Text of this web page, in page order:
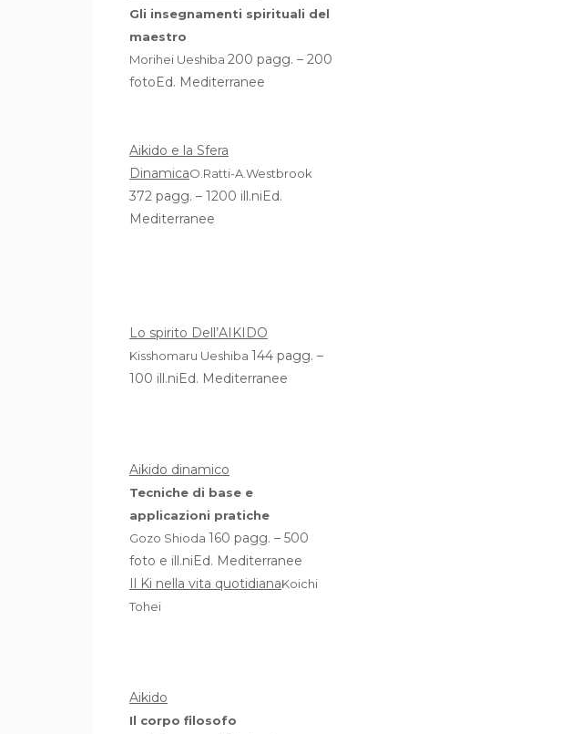
Gli insegnamenti spirituali del
maestro
Morihei Ueshiba 200 pagg. – 200
fotoEd. Mediterranee
Aikido e la Sfera
DinamicaO.Ratti-A.Westbrook
372 pagg. – 1200 ill.niEd.
Mediterranee
Lo spirito Dell’AIKIDO
Kisshomaru Ueshiba 144 pagg. –
100 ill.niEd. Mediterranee
Aikido dinamico
Tecniche di base e
applicazioni pratiche
Gozo Shioda 160 pagg. – 500
foto e ill.niEd. Mediterranee
Il Ki nella vita quotidianaKoichi
Tohei
Aikido
Il corpo filosofo